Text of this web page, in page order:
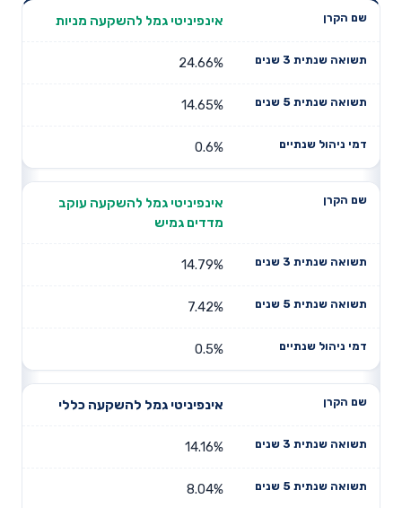
שנים
תשואה
דמי ניהול
אינפיניטי גמל להשקעה מניות
24.66%
14.65%
0.6%
אינפיניטי גמל להשקעה עוקב
מדדים גמיש
14.79%
7.42%
0.5%
אינפיניטי גמל להשקעה כללי
14.16%
8.04%